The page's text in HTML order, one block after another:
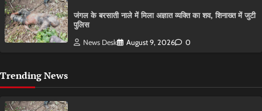
​जंगल के बरसाती नाले में मिला अज्ञात व्यक्ति का शव, शिनाख्त में जुटी
पुलिस
News Desk August 9, 2026 0
Trending News